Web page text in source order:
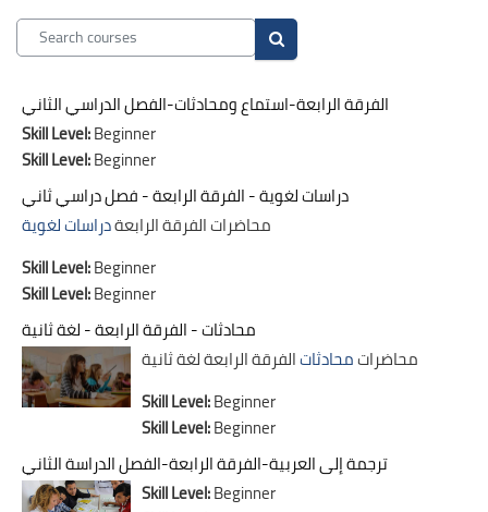
Search courses
Search courses
الفرقة الرابعة-استماع ومحادثات-الفصل الدراسي الثاني
Skill Level:Beginner
Skill Level:Beginner
دراسات لغوية - الفرقة الرابعة - فصل دراسي ثاني
محاضرات الفرقة الرابعةدراسات لغوية
Skill Level:Beginner
Skill Level:Beginner
محادثات - الفرقة الرابعة - لغة ثانية
محاضراتمحادثات
Skill Level:Beginner
Skill Level:Beginner
ترجمة إلى العربية-الفرقة الرابعة-الفصل الدراسة الثاني
Skill Level:Beginner